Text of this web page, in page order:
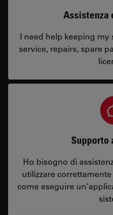
Assistenza
I need help keeping
service, repairs, spare
Ho bisogno di
utilizzare
come eseguire